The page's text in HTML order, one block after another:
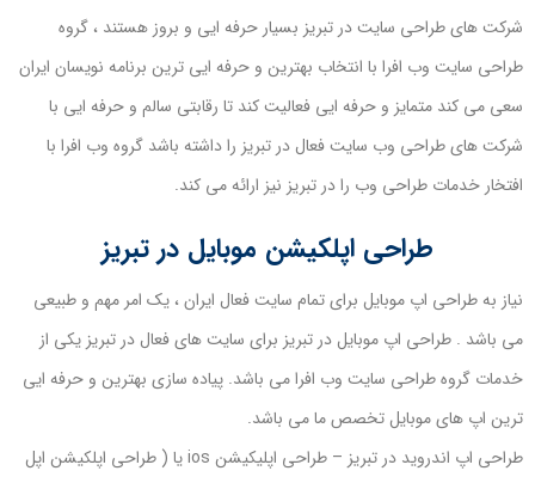
شرکت های طراحی سایت در تبریز بسیار حرفه ایی و بروز هستند ، گروه
طراحی سایت وب افرا با انتخاب بهترین و حرفه ایی ترین برنامه نویسان ایران
سعی می کند متمایز و حرفه ایی فعالیت کند تا رقابتی سالم و حرفه ایی با
شرکت های طراحی وب سایت فعال در تبریز را داشته باشد گروه وب افرا با
افتخار خدمات طراحی وب را در تبریز نیز ارائه می کند.
طراحی اپلکیشن موبایل در تبریز
نیاز به طراحی اپ موبایل برای تمام سایت فعال ایران ، یک امر مهم و طبیعی
می باشد . طراحی اپ موبایل در تبریز برای سایت های فعال در تبریز یکی از
خدمات گروه طراحی سایت وب افرا می باشد. پیاده سازی بهترین و حرفه ایی
ترین اپ های موبایل تخصص ما می باشد.
طراحی اپ اندروید در تبریز – طراحی اپلیکیشن ios یا ( طراحی اپلکیشن اپل